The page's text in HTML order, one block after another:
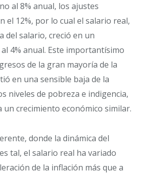
al 8% anual, los ajustes
el 12%, por lo cual el salario real,
del salario, creció en un
4% anual. Este importantísimo
de la gran mayoría de la
en una sensible baja de la
niveles de pobreza e indigencia,
un crecimiento económico similar.
donde la dinámica del
tal, el salario real ha variado
de la inflación más que a